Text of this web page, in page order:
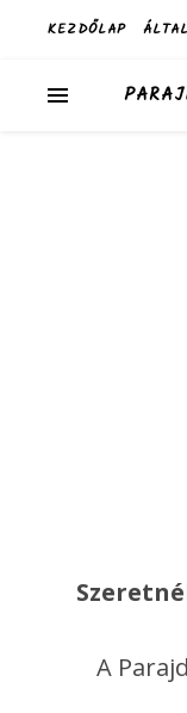
KEZDŐLAP
A